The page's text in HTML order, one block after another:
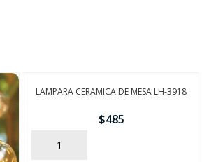
LAMPARA CERAMICA DE MESA LH-3918
$485
AÑADIR